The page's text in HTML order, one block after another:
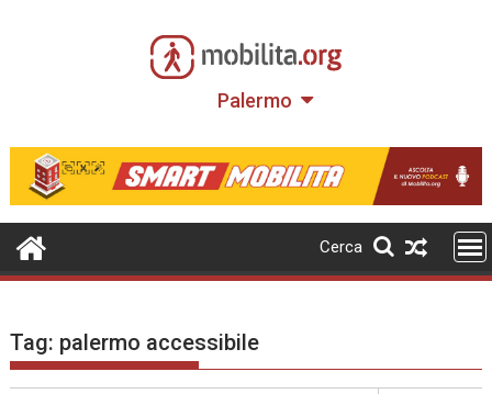
Palermo
Cerca
Tag: palermo accessibile